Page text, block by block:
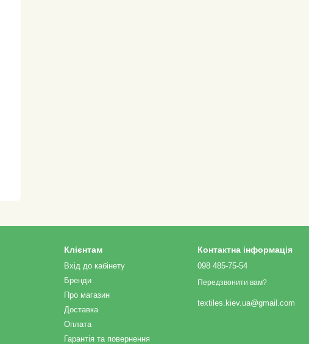
Клієнтам
Вхід до кабінету
Бренди
Про магазин
Доставка
Оплата
Гарантія та повернення
Контактна інформація
098 485-75-54
Передзвонити вам?
textiles.kiev.ua@gmail.com